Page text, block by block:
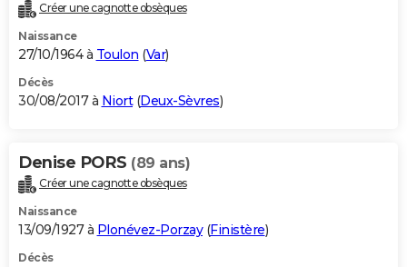
Créer une cagnotte obsèques
Naissance
27/10/1964 à Toulon (Var)
Décès
30/08/2017 à Niort(Deux-Sèvres)
Denise PORS (89 ans)
Créer une cagnotte obsèques
Naissance
13/09/1927 à Plonévez-Porzay(Finistère)
Décès